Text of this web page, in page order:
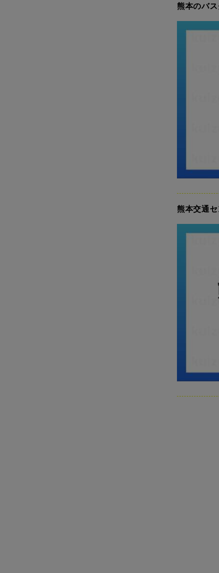
熊本のバ
熊本交通